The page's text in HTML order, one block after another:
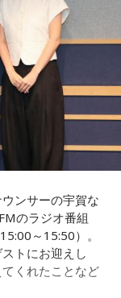
席は少なくな
席される方の数
を合わせたいと
として乗務して
を胸に刻みたい
車を発車させな
のお話を聞くこ
クター・千原徹
くらいの世代で
、その後、ゆと
のレイジさんが
な人だなと思っ
心ついたときか
ャー・ファッシ
も判明し、2人
は「僕はスナッ
んは表紙。ずっ
いたってことで
ンサーの宇賀な
のラジオ番組
～15:50）。
トにお迎えし
くれたことなど